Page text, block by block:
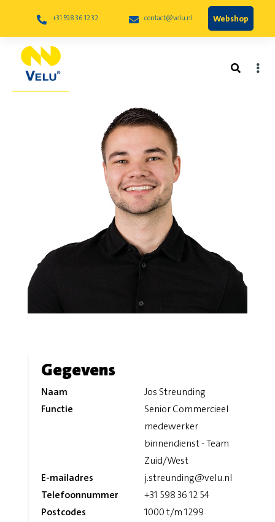
+31 598 36 12 32 contact@velu.nl Webshop
Jos Streunding
Gegevens
Naam
Jos Streunding
Functie
Senior Commercieel
medewerker
binnendienst - Team
Zuid/West
E-mailadres
j.streunding@velu.nl
Telefoonnummer
+31 598 36 12 54
Postcodes
1000 t/m 1299